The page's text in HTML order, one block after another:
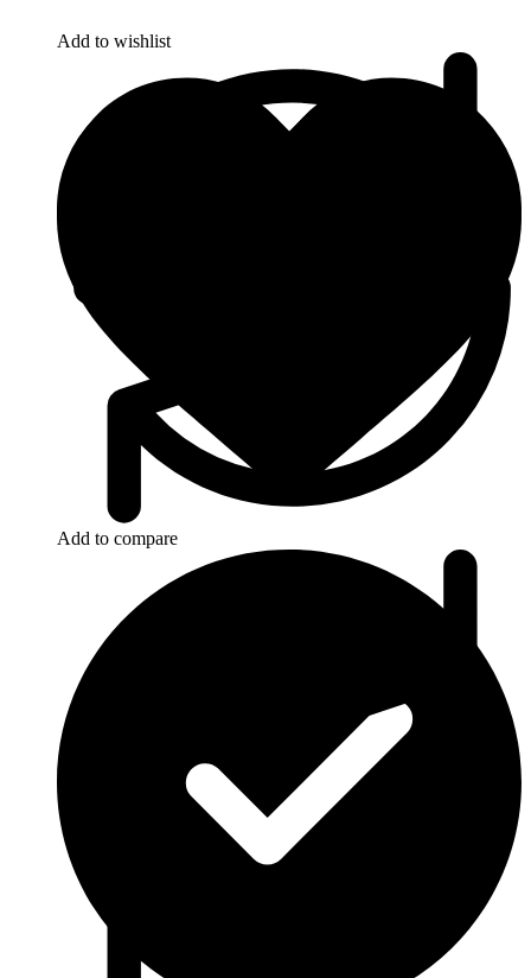
Add to wishlist
Add to compare